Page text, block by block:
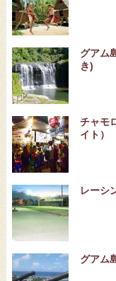
グアム
き)
チャモ
イト）
レーシ
グアム